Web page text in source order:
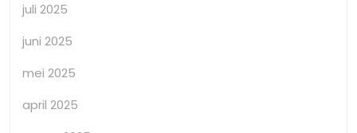
juli 2025
juni 2025
mei 2025
april 2025